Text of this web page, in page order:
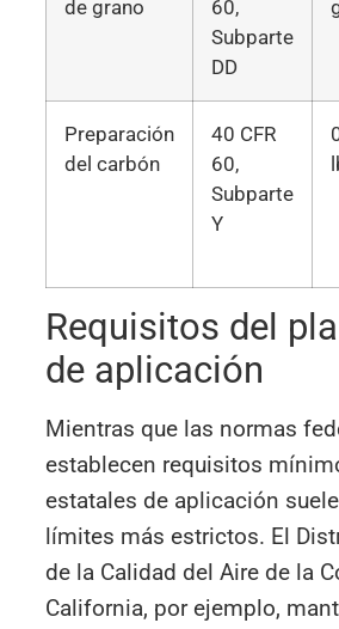
de grano
60,
Subparte
DD
Preparación
del carbón
40 CFR
60,
Subparte
Y
Requisitos del
de aplicación
Mientras que las normas
establecen requisitos
estatales de aplicación
límites más estrictos. El
de la Calidad del Aire de la
California, por ejemplo,